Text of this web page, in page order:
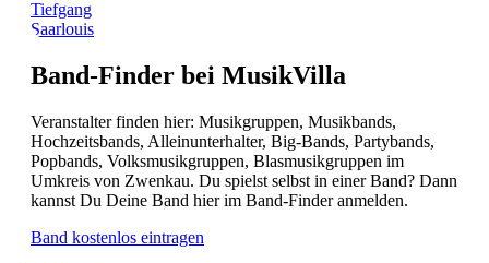
Tiefgang
Saarlouis
Band-Finder bei MusikVilla
Veranstalter finden hier: Musikgruppen, Musikbands,
Hochzeitsbands, Alleinunterhalter, Big-Bands, Partybands,
Popbands, Volksmusikgruppen, Blasmusikgruppen im
Umkreis von Zwenkau. Du spielst selbst in einer Band? Dann
kannst Du Deine Band hier im Band-Finder anmelden.
Band kostenlos eintragen